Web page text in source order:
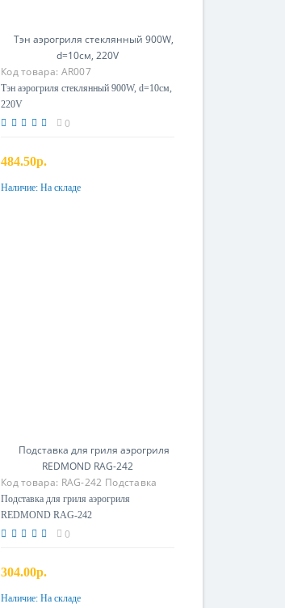
Код товара: AR007
Тэн аэрогриля стеклянный 900W, d=10см,
220V
0
484.50р.
Купить
Наличие: На складе
Код товара: RAG-242 Подставка
для гриля
Подставка для гриля аэрогриля
REDMOND RAG-242
0
304.00р.
Купить
Наличие: На складе